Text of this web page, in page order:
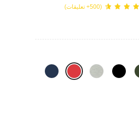
(500+ تعليقات)
PRICE